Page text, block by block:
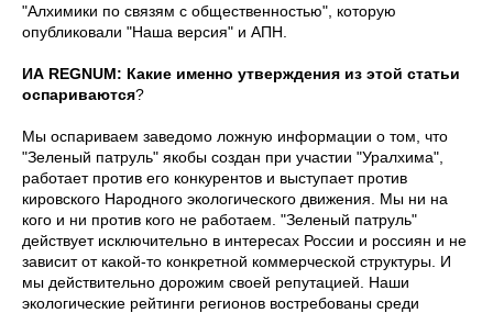
"Алхимики по связям с общественностью", которую
опубликовали "Наша версия" и АПН.
ИА REGNUM: Какие именно утверждения из этой статьи
оспариваются?
Мы оспариваем заведомо ложную информации о том, что
"Зеленый патруль" якобы создан при участии "Уралхима",
работает против его конкурентов и выступает против
кировского Народного экологического движения. Мы ни на
кого и ни против кого не работаем. "Зеленый патруль"
действует исключительно в интересах России и россиян и не
зависит от какой-то конкретной коммерческой структуры. И
мы действительно дорожим своей репутацией. Наши
экологические рейтинги регионов востребованы среди